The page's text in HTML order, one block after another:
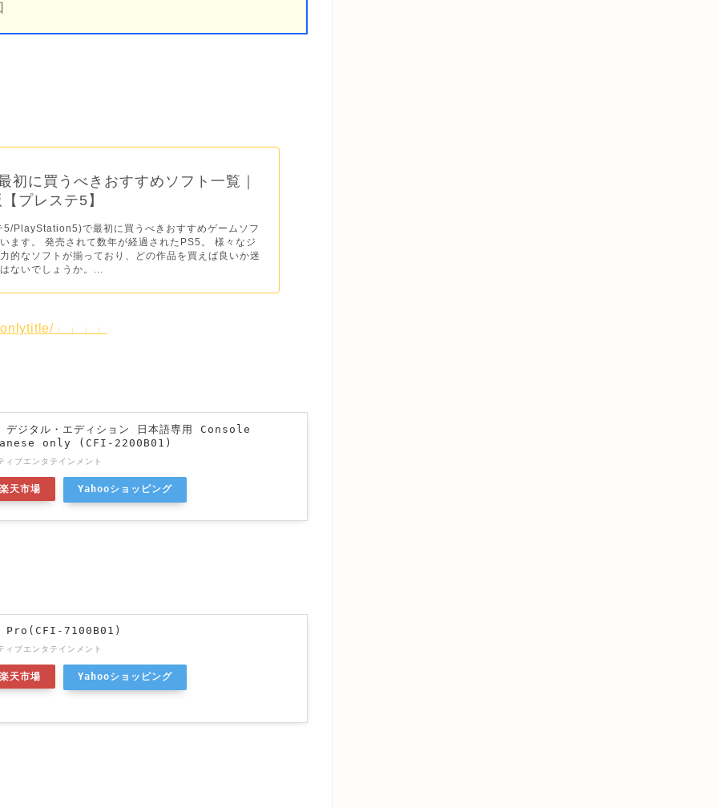
初に買うべきおすすめソフト一覧｜
プレステ5】
5/PlayStation5)で最初に買うべきおすすめゲームソフ
ます。 発売されて数年が経過されたPS5。 様々なジ
的なソフトが揃っており、どの作品を買えば良いか迷
ないでしょうか。...
」」」」
タル・エディション 日本語専用 Console
only (CFI-2200B01)
ィブエンタテインメント
楽天市場 Yahooショッピング
7100B01)
ィブエンタテインメント
楽天市場 Yahooショッピング